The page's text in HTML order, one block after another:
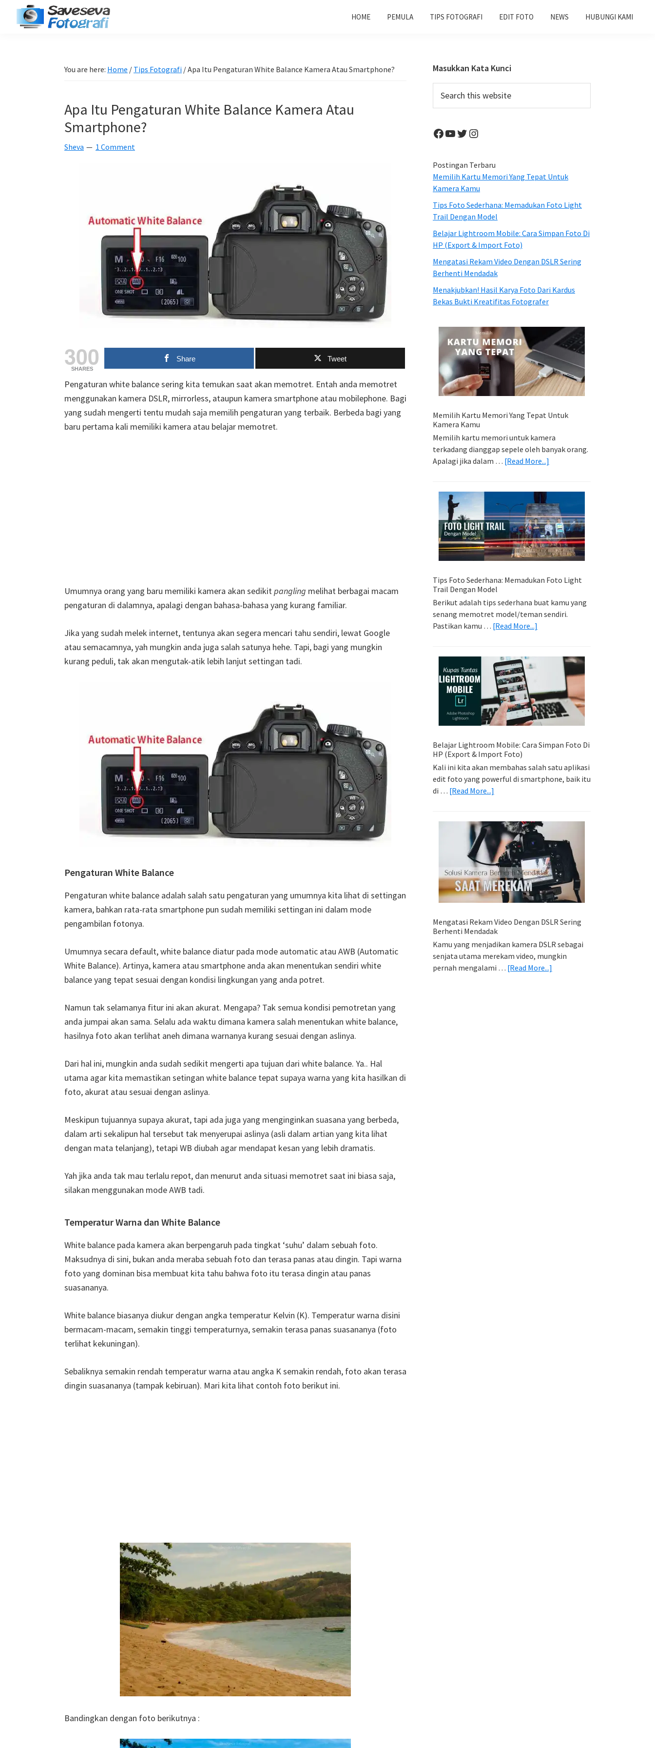
HOME PEMULA TIPS FOTOGRAFI EDIT FOTO NEWS HUBUNGI KAMI
You are here: Home / Tips Fotografi /Apa Itu Pengaturan White Balance Kamera Atau Smartphone?
Apa Itu Pengaturan White Balance Kamera Atau
Smartphone?
Sheva 1 Comment
300
SHARES
Share Tweet
Pengaturan white balance sering kita temukan saat akan memotret. Entah anda memotret
menggunakan kamera DSLR, mirrorless, ataupun kamera smartphone atau mobilephone. Bagi
yang sudah mengerti tentu mudah saja memilih pengaturan yang terbaik. Berbeda bagi yang
baru pertama kali memiliki kamera atau belajar memotret.
Umumnya orang yang baru memiliki kamera akan sedikitpangling melihat berbagai macam
pengaturan di dalamnya, apalagi dengan bahasa-bahasa yang kurang familiar.
Jika yang sudah melek internet, tentunya akan segera mencari tahu sendiri, lewat Google
atau semacamnya, yah mungkin anda juga salah satunya hehe. Tapi, bagi yang mungkin
kurang peduli, tak akan mengutak-atik lebih lanjut settingan tadi.
Pengaturan White Balance
Pengaturan white balance adalah salah satu pengaturan yang umumnya kita lihat di settingan
kamera, bahkan rata-rata smartphone pun sudah memiliki settingan ini dalam mode
pengambilan fotonya.
Umumnya secara default, white balance diatur pada mode automatic atau AWB (Automatic
White Balance). Artinya, kamera atau smartphone anda akan menentukan sendiri white
balance yang tepat sesuai dengan kondisi lingkungan yang anda potret.
Namun tak selamanya fitur ini akan akurat. Mengapa? Tak semua kondisi pemotretan yang
anda jumpai akan sama. Selalu ada waktu dimana kamera salah menentukan white balance,
hasilnya foto akan terlihat aneh dimana warnanya kurang sesuai dengan aslinya.
Dari hal ini, mungkin anda sudah sedikit mengerti apa tujuan dari white balance. Ya.. Hal
utama agar kita memastikan setingan white balance tepat supaya warna yang kita hasilkan di
foto, akurat atau sesuai dengan aslinya.
Meskipun tujuannya supaya akurat, tapi ada juga yang menginginkan suasana yang berbeda,
dalam arti sekalipun hal tersebut tak menyerupai aslinya (asli dalam artian yang kita lihat
dengan mata telanjang), tetapi WB diubah agar mendapat kesan yang lebih dramatis.
Yah jika anda tak mau terlalu repot, dan menurut anda situasi memotret saat ini biasa saja,
silakan menggunakan mode AWB tadi.
Temperatur Warna dan White Balance
White balance pada kamera akan berpengaruh pada tingkat ‘suhu’ dalam sebuah foto.
Maksudnya di sini, bukan anda meraba sebuah foto dan terasa panas atau dingin. Tapi warna
foto yang dominan bisa membuat kita tahu bahwa foto itu terasa dingin atau panas
suasananya.
White balance biasanya diukur dengan angka temperatur Kelvin (K). Temperatur warna disini
bermacam-macam, semakin tinggi temperaturnya, semakin terasa panas suasananya (foto
terlihat kekuningan).
Sebaliknya semakin rendah temperatur warna atau angka K semakin rendah, foto akan terasa
dingin suasananya (tampak kebiruan). Mari kita lihat contoh foto berikut ini.
Bandingkan dengan foto berikutnya :
Primary
Sidebar
Masukkan Kata Kunci
this
Facebook
YouTube
Twitter
Instagram
Postingan Terbaru
Memilih Kartu Memori Yang Tepat Untuk
Kamera Kamu
Tips Foto Sederhana: Memadukan Foto Light
Trail Dengan Model
Belajar Lightroom Mobile: Cara Simpan Foto Di
HP (Export & Import Foto)
Mengatasi Rekam Video Dengan DSLR Sering
Berhenti Mendadak
Menakjubkan! Hasil Karya Foto Dari Kardus
Bekas Bukti Kreatifitas Fotografer
Memilih Kartu Memori Yang Tepat Untuk
Kamera Kamu
Memilih kartu memori untuk kamera
terkadang dianggap sepele oleh banyak orang.
Apalagi jika dalam … [Read More...]
Yang
Tepat
Untuk
Kamera
Kamu
Tips Foto Sederhana: Memadukan Foto Light
Trail Dengan Model
Berikut adalah tips sederhana buat kamu yang
senang memotret model/teman sendiri.
Pastikan kamu … [Read More...]
Sederhana:
Memadukan
Light
Trail
Dengan
Belajar Lightroom Mobile: Cara Simpan Foto Di
HP (Export & Import Foto)
Kali ini kita akan membahas salah satu aplikasi
edit foto yang powerful di smartphone, baik itu
di … [Read More...]
Mobile:
Cara
Simpan
Foto
Di
HP
(Export
Import
Foto)
Mengatasi Rekam Video Dengan DSLR Sering
Berhenti Mendadak
Kamu yang menjadikan kamera DSLR sebagai
senjata utama merekam video, mungkin
pernah mengalami … [Read More...]